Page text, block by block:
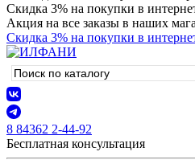
Скидка 3% на покупки в
Акция на все заказы в наших
Скидка 3% на покупки в
8 84362 2-44-92
Бесплатная консультация